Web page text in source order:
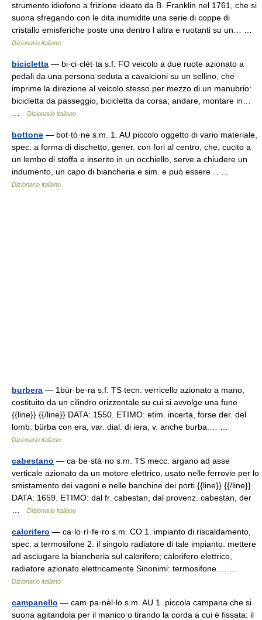
strumento idiofono a frizione ideato da B. Franklin nel 1761, che si
suona sfregando con le dita inumidite una serie di coppe di
cristallo emisferiche poste una dentro l altra e ruotanti su un… …
Dizionario italiano
bicicletta — bi·ci·clét·ta s.f. FO veicolo a due ruote azionato a
pedali da una persona seduta a cavalcioni su un sellino, che
imprime la direzione al veicolo stesso per mezzo di un manubrio:
bicicletta da passeggio, bicicletta da corsa; andare, montare in…
Dizionario italiano
bottone — bot·tó·ne s.m. 1. AU piccolo oggetto di vario materiale,
spec. a forma di dischetto, gener. con fori al centro, che, cucito a
un lembo di stoffa e inserito in un occhiello, serve a chiudere un
indumento, un capo di biancheria e sim. e può essere… …
Dizionario italiano
burbera — 1bùr·be·ra s.f. TS tecn. verricello azionato a mano,
costituito da un cilindro orizzontale su cui si avvolge una fune
{{line}} {{/line}} DATA: 1550. ETIMO: etim. incerta, forse der. del
lomb. bürba con era, var. dial. di iera, v. anche burba.… …
Dizionario italiano
cabestano — ca·be·stà·no s.m. TS mecc. argano ad asse
verticale azionato da un motore elettrico, usato nelle ferrovie per lo
smistamento dei vagoni e nelle banchine dei porti {{line}} {{/line}}
DATA: 1659. ETIMO: dal fr. cabestan, dal provenz. cabestan, der
Dizionario italiano
calorifero — ca·lo·rì·fe·ro s.m. CO 1. impianto di riscaldamento,
spec. a termosifone 2. il singolo radiatore di tale impianto: mettere
ad asciugare la biancheria sul calorifero; calorifero elettrico,
radiatore azionato elettricamente Sinonimi: termosifone.… …
Dizionario italiano
campanello — cam·pa·nèl·lo s.m. AU 1. piccola campana che si
suona agitandola per il manico o tirando la corda a cui è fissata: il